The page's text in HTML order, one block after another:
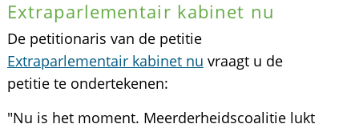
Extraparlementair kabinet nu
De petitionaris van de petitie
Extraparlementair kabinet nu vraagt u de
petitie te ondertekenen:
"Nu is het moment. Meerderheidscoalitie lukt